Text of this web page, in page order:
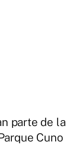
parte de la
Cuno